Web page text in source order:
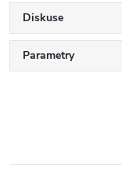
Diskuse
Parametry